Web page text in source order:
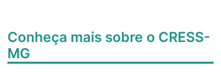
Conheça mais sobre o CRESS-
MG